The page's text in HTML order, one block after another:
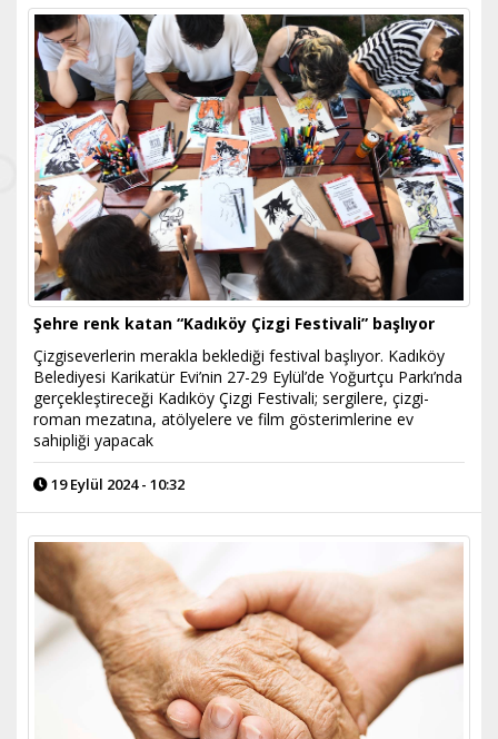
Şehre renk katan “Kadıköy Çizgi Festivali” başlıyor
Çizgiseverlerin merakla beklediği festival başlıyor. Kadıköy
Belediyesi Karikatür Evi’nin 27-29 Eylül’de Yoğurtçu Parkı’nda
gerçekleştireceği Kadıköy Çizgi Festivali; sergilere, çizgi-
roman mezatına, atölyelere ve film gösterimlerine ev
sahipliği yapacak
19 Eylül 2024 - 10:32